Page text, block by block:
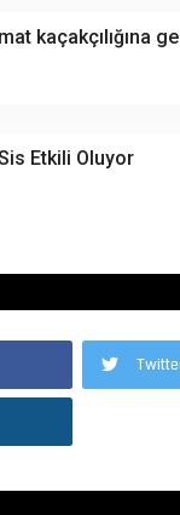
kaçakçılığına
Etkili Oluyor